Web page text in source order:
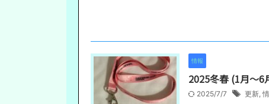
情報
2025冬春 (1月〜6
2025/7/7 更新,